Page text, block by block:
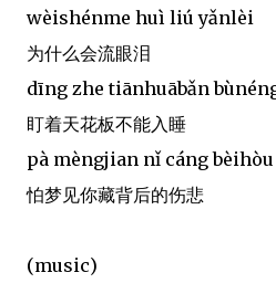
wèishénme huì liú yǎnlèi
为什么会流眼泪
dīng zhe tiānhuābǎn
盯着天花板不能入睡
pà mèngjian nǐ cáng
怕梦见你藏背后的伤悲
(music)